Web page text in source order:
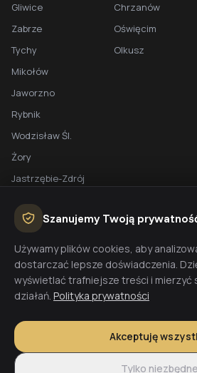
Gliwice
Zabrze
Tychy
Mikołów
Jaworzno
Rybnik
Wodzisław Śl.
Żory
Jastrzębie-Zdrój
Chrzanów
Oświęcim
Olkusz
BEZPŁATNA WYCENA
Planujesz budowę domu? Skontaktuj
wycenę w 48h.
Wyceń budowę
Szanujemy Twoją
Używamy plików cookies, aby
dostarczać lepsze doświadczenia.
wyświetlać trafniejsze treści i mierzyć
działań. Polityka prywatności
Akceptuję
Tylko niezbędne